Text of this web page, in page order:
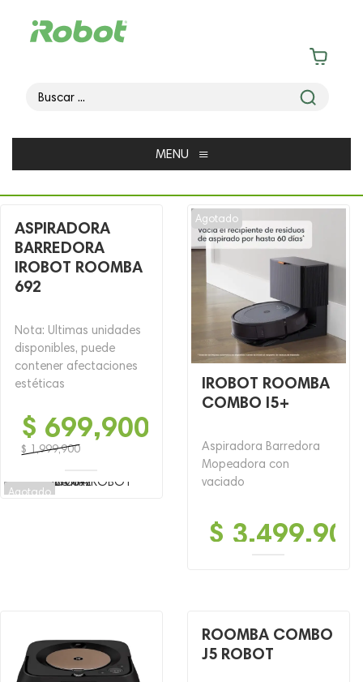
MENU ≡
ASPIRADORA
BARREDORA
IROBOT ROOMBA
692
Nota: Ultimas unidades
disponibles, puede
contener afectaciones
estéticas
$ 1,999,900
precio
$ 699,900
precio
Agotado
IROBOT ROOMBA
COMBO I5+
Aspiradora Barredora
Mopeadora con
vaciado
$ 3,499,900
Agotado
ROOMBA COMBO
J5 ROBOT